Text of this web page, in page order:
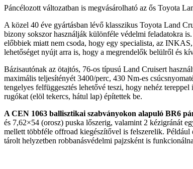
Páncélozott változatban is megvásárolható az ős Toyota
A közel 40 éve gyártásban lévő klasszikus Toyota Land
bizony sokszor használják különféle védelmi feladatokra is.
előbbiek miatt nem csoda, hogy egy specialista, az
lehetőséget nyújt arra is, hogy a megrendelők belülről és
Bázisautónak az ötajtós, 76-os típusú Land Cruisert
maximális teljesítényét 3400/perc, 430 Nm-es
tengelyes felfüggesztés lehetővé teszi, hogy nehéz
rugókat (elöl tekercs, hátul lap) építettek be.
A CEN 1063 ballisztikai szabványokon alapuló BR6
és 7,62×54 (orosz) puska lőszerig, valamint 2 kézigránát
mellett többféle offroad kiegészítővel is felszerelik.
tárolt helyzetben robbanásvédelmi pajzsként is